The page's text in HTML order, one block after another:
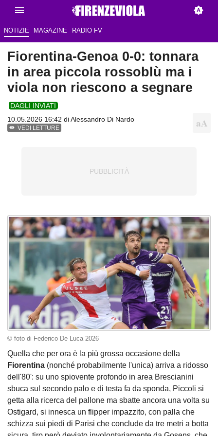
NOTIZIE MAGAZINE RADIO FV
Fiorentina-Genoa 0-0: tonnara
in area piccola rossoblù ma i
viola non riescono a segnare
DAGLI INVIATI
10.05.2026 16:42 diAlessandro Di Nardo
VEDI LETTURE
© foto di Federico De Luca 2026
Quella che per ora è la più grossa occasione della
Fiorentina (nonché probabilmente l'unica) arriva a ridosso
dell'80': su uno spiovente profondo in area Brescianini
sbuca sul secondo palo e di testa fa da sponda, Piccoli si
getta alla ricerca del pallone ma sbatte ancora una volta su
Ostigard, si innesca un flipper impazzito, con palla che
schizza sui piedi di Parisi che conclude da tre metri a botta